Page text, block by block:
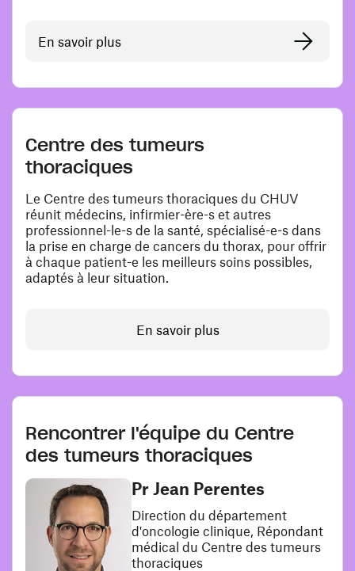
En savoir plus
Centre des tumeurs
thoraciques
Le Centre des tumeurs thoraciques du CHUV
réunit médecins, infirmier- ère-s et autres
professionnel-le-s de la santé, spécialisé-e-s dans
la prise en charge de cancers du thorax, pour offrir
à chaque patient-e les meilleurs soins possibles,
adaptés à leur situation.
En savoir plus
Rencontrer l'équipe du Centre
des tumeurs thoraciques
Pr Jean Perentes
Direction du département
d'oncologie clinique, Répondant
médical du Centre des tumeurs
thoraciques